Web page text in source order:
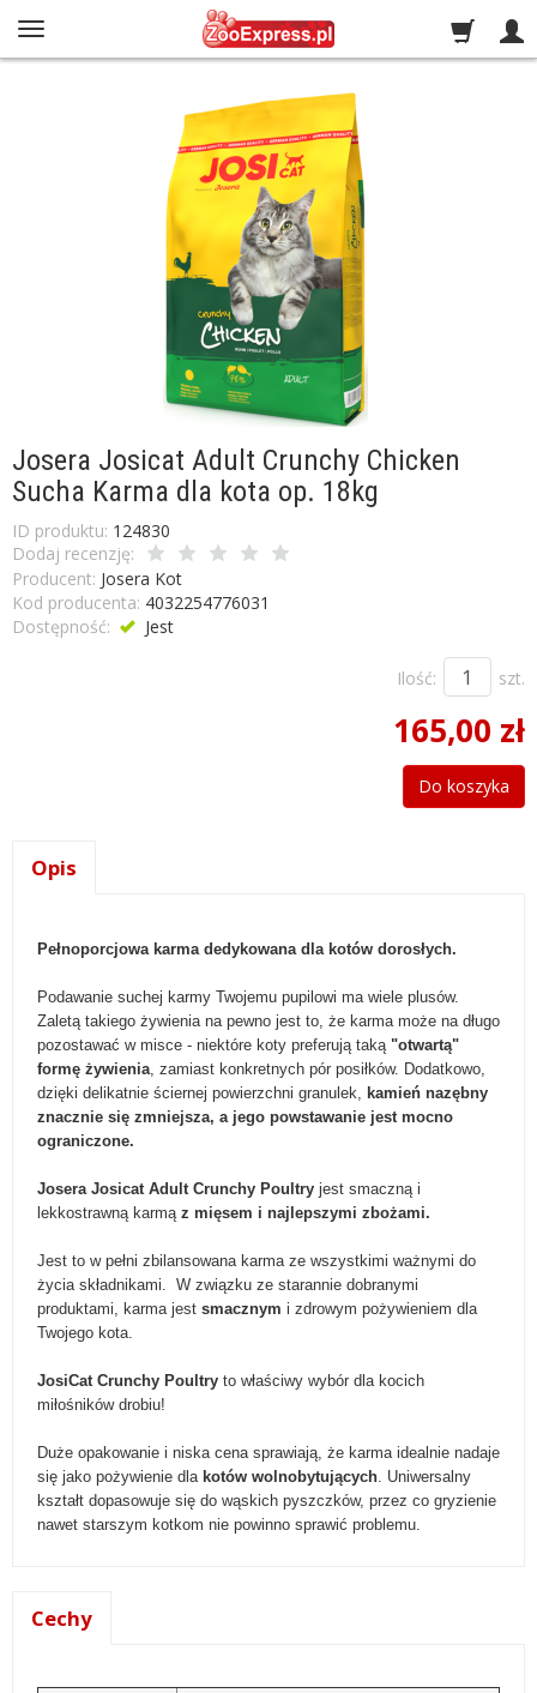
Josera Josicat Adult Crunchy Chicken
Sucha Karma dla kota op. 18kg
ID produktu: 124830
Dodaj recenzję:
Producent: Josera Kot
Kod producenta: 4032254776031
Dostępność:
Jest
Ilość: szt.
165,00 zł
Do koszyka
Opis
Pełnoporcjowa karma dedykowana dla kotów dorosłych.
Podawanie suchej karmy Twojemu pupilowi ma wiele plusów.
Zaletą takiego żywienia na pewno jest to, że karma może na długo
pozostawać w misce - niektóre koty preferują taką "otwartą"
formę żywienia, zamiast konkretnych pór posiłków. Dodatkowo,
dzięki delikatnie ściernej powierzchni granulek, kamień nazębny
znacznie się zmniejsza, a jego powstawanie jest mocno
ograniczone.
Josera Josicat Adult Crunchy Poultry jest smaczną i
lekkostrawną karmą z mięsem i najlepszymi zbożami.
Jest to w pełni zbilansowana karma ze wszystkimi ważnymi do
życia składnikami. W związku ze starannie dobranymi
produktami, karma jest smacznym i zdrowym pożywieniem dla
Twojego kota.
JosiCat Crunchy Poultry to właściwy wybór dla kocich
miłośników drobiu!
Duże opakowanie i niska cena sprawiają, że karma idealnie nadaje
się jako pożywienie dla kotów wolnobytujących. Uniwersalny
kształt dopasowuje się do wąskich pyszczków, przez co gryzienie
nawet starszym kotkom nie powinno sprawić problemu.
Cechy